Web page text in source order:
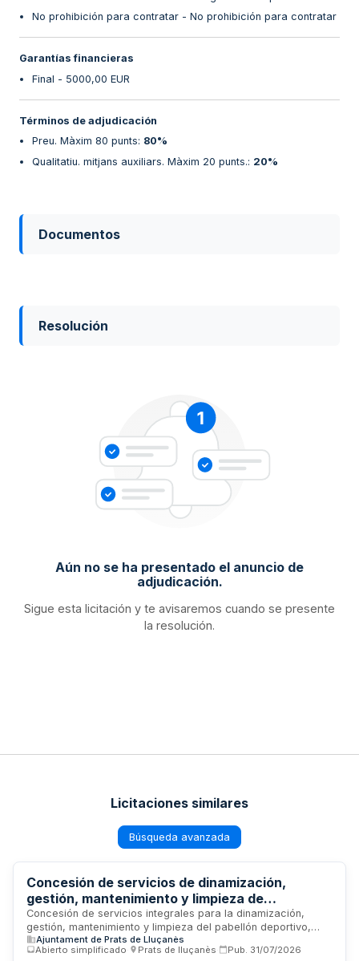
No prohibición para contratar - No prohibición para contratar
Garantías financieras
Final - 5000,00 EUR
Términos de adjudicación
Preu. Màxim 80 punts: 80%
Qualitatiu. mitjans auxiliars. Màxim 20 punts.: 20%
Documentos
Resolución
Aún no se ha presentado el anuncio de
adjudicación.
Sigue esta licitación y te avisaremos cuando se presente
la resolución.
Licitaciones similares
Búsqueda avanzada
Concesión de servicios de dinamización,
gestión, mantenimiento y limpieza de
instalaciones deportivas y servicio de bar -
Ayuntamiento
Concesión de servicios integrales para la dinamización,
gestión, mantenimiento y limpieza del pabellón deportivo,
piscina municipal, campo de fútbol, pistas de tenis y pádel,
así como la explotación del servicio de bar asociado a la
Ajuntament de Prats de Lluçanès
Abierto simplificado
Prats de lluçanès Pub. 31/07/2026